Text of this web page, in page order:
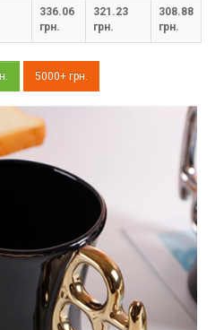
336.06
грн.
321.23
грн.
308.88
грн.
5000+ грн.